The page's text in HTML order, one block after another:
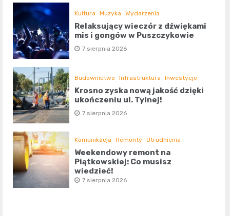
Kultura Muzyka Wydarzenia
Relaksujący wieczór z dźwiękami
mis i gongów w Puszczykowie
7 sierpnia 2026
Budownictwo Infrastruktura Inwestycje
Krosno zyska nową jakość dzięki
ukończeniu ul. Tylnej!
7 sierpnia 2026
Komunikacja Remonty Utrudnienia
Weekendowy remont na
Piątkowskiej: Co musisz
wiedzieć!
7 sierpnia 2026